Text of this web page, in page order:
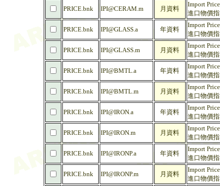
PRICE.bnk IPI@CERAM.m 月資料
Import
進口物價
PRICE.bnk IPI@GLASS.a 年資料
Import
進口物價
PRICE.bnk IPI@GLASS.m 月資料
Import
進口物價
PRICE.bnk IPI@BMTL.a 年資料
Import
進口物價
PRICE.bnk IPI@BMTL.m 月資料
Import
進口物價
PRICE.bnk IPI@IRON.a 年資料
Import
進口物價
PRICE.bnk IPI@IRON.m 月資料
Import
進口物價
PRICE.bnk IPI@IRONP.a 年資料
Import
進口物價
PRICE.bnk IPI@IRONP.m 月資料
Import
進口物價